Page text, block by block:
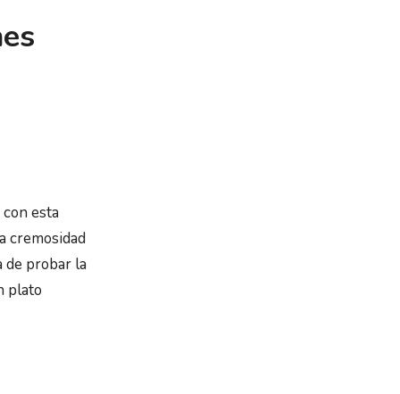
esta
cremosidad
de probar la
plato